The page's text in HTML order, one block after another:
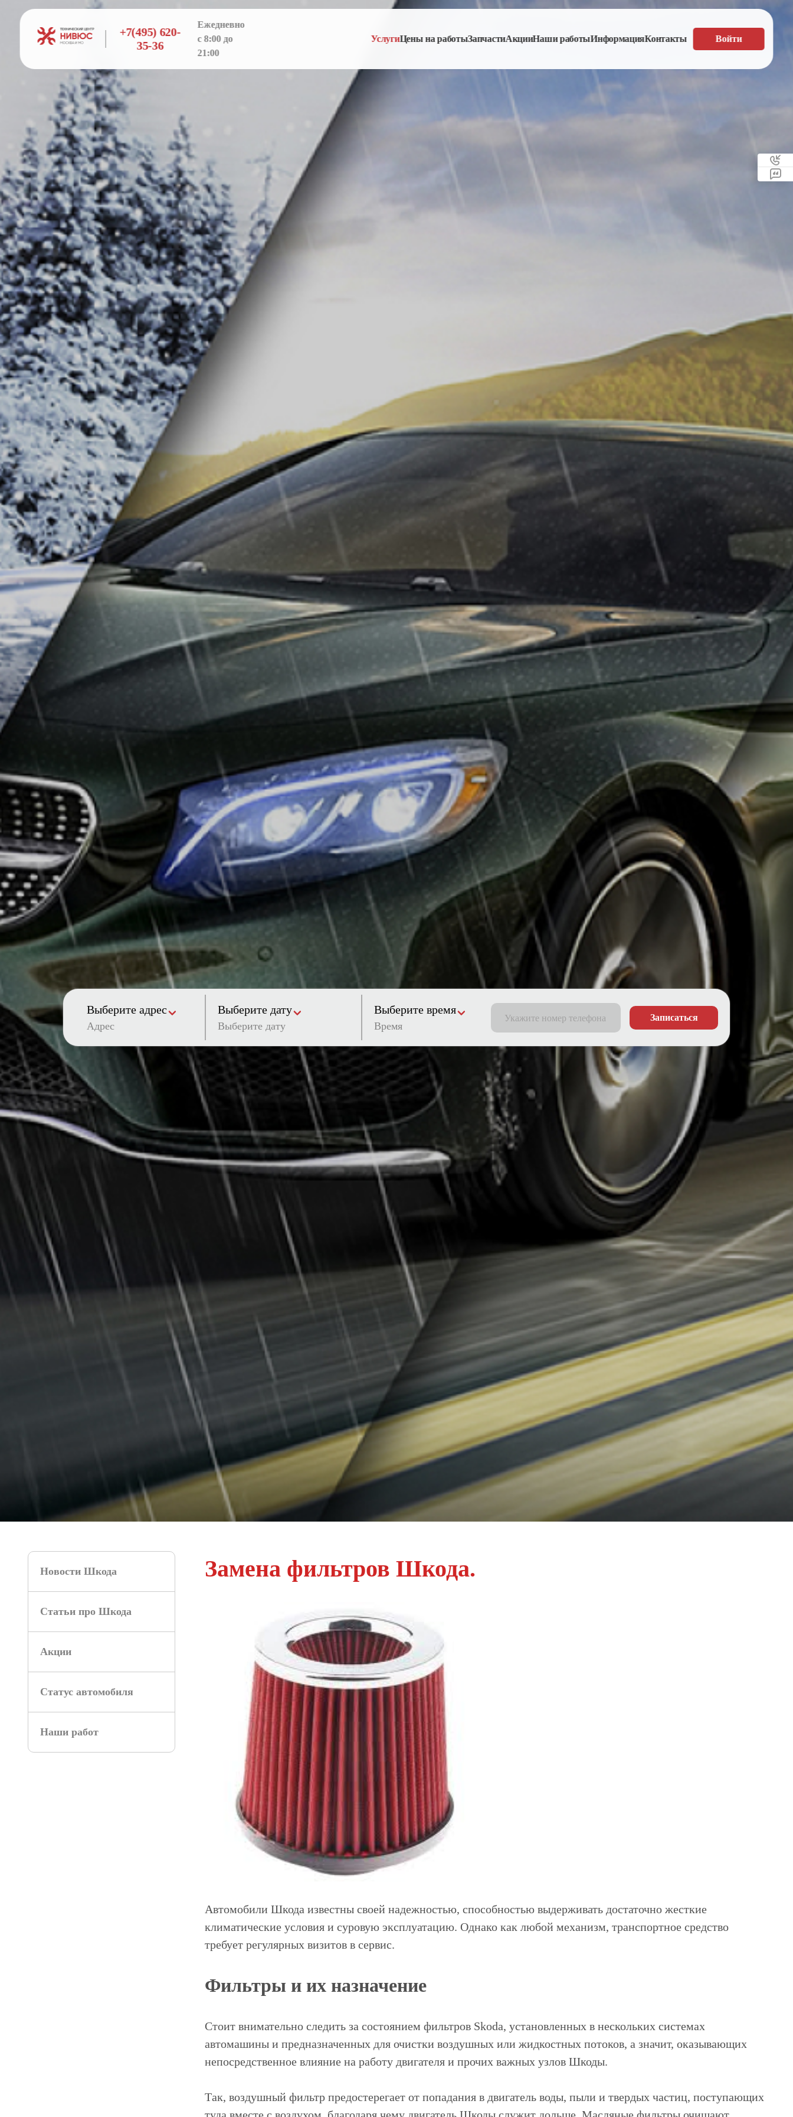
+7(495) 620-
35-36
Ежедневно
с 8:00 до
21:00
УслугиЦены на работыЗапчастиАкцииНаши работыИнформацияКонтакты Войти
Выберите адрес
Адрес
Выберите дату Выберите время
Время
Записаться
Новости Шкода
Статьи про Шкода
Акции
Статус автомобиля
Наши работ
Замена фильтров Шкода.
Автомобили Шкода известны своей надежностью, способностью выдерживать достаточно жесткие
климатические условия и суровую эксплуатацию. Однако как любой механизм, транспортное средство
требует регулярных визитов в сервис.
Фильтры и их назначение
Стоит внимательно следить за состоянием фильтров Skoda, установленных в нескольких системах
автомашины и предназначенных для очистки воздушных или жидкостных потоков, а значит, оказывающих
непосредственное влияние на работу двигателя и прочих важных узлов Шкоды.
Так, воздушный фильтр предостерегает от попадания в двигатель воды, пыли и твердых частиц, поступающих